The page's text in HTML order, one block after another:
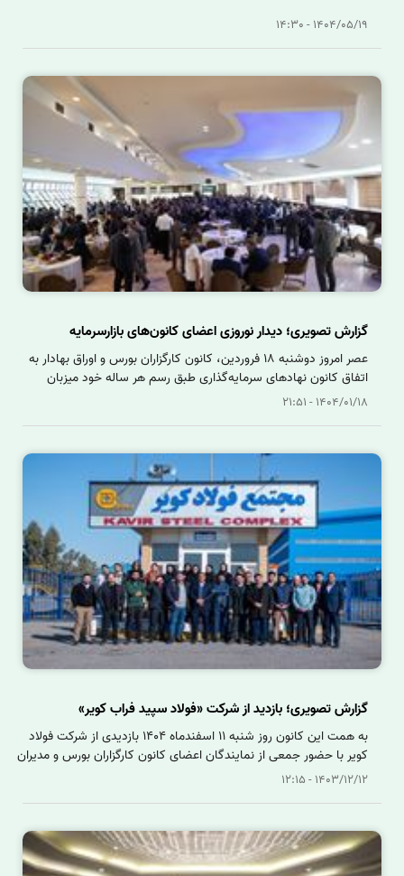
1404/05/19 - 14:30
گزارش تصویری؛ دیدار نوروزی اعضای کانون‌های بازارسرمایه
1404/01/18 - 21:51
عصر امروز دوشنبه 18 فروردین، کانون‌ کارگزاران بورس و اوراق بهادار به
اتفاق کانون نهادهای سرمایه‌گذاری طبق رسم هر ساله خود میزبان
گردهمایی دیدار نوروزی مدیران اعضا، ارکان و پیشکسوتان بازارسرمایه
گزارش تصویری؛ بازدید از شرکت «فولاد سپید فراب کویر»
1403/12/12 - 12:15
به همت این کانون روز شنبه 11 اسفندماه 1404 بازدیدی از شرکت فولاد
کویر با حضور جمعی از نمایندگان اعضای کانون کارگزاران بورس و مدیران
این شرکت انجام شد.